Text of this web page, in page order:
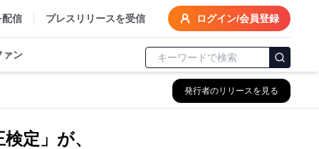
配信 プレスリリースを受信 ログイン/会員登録
ァン
発行者のリリースを見る
定」が、